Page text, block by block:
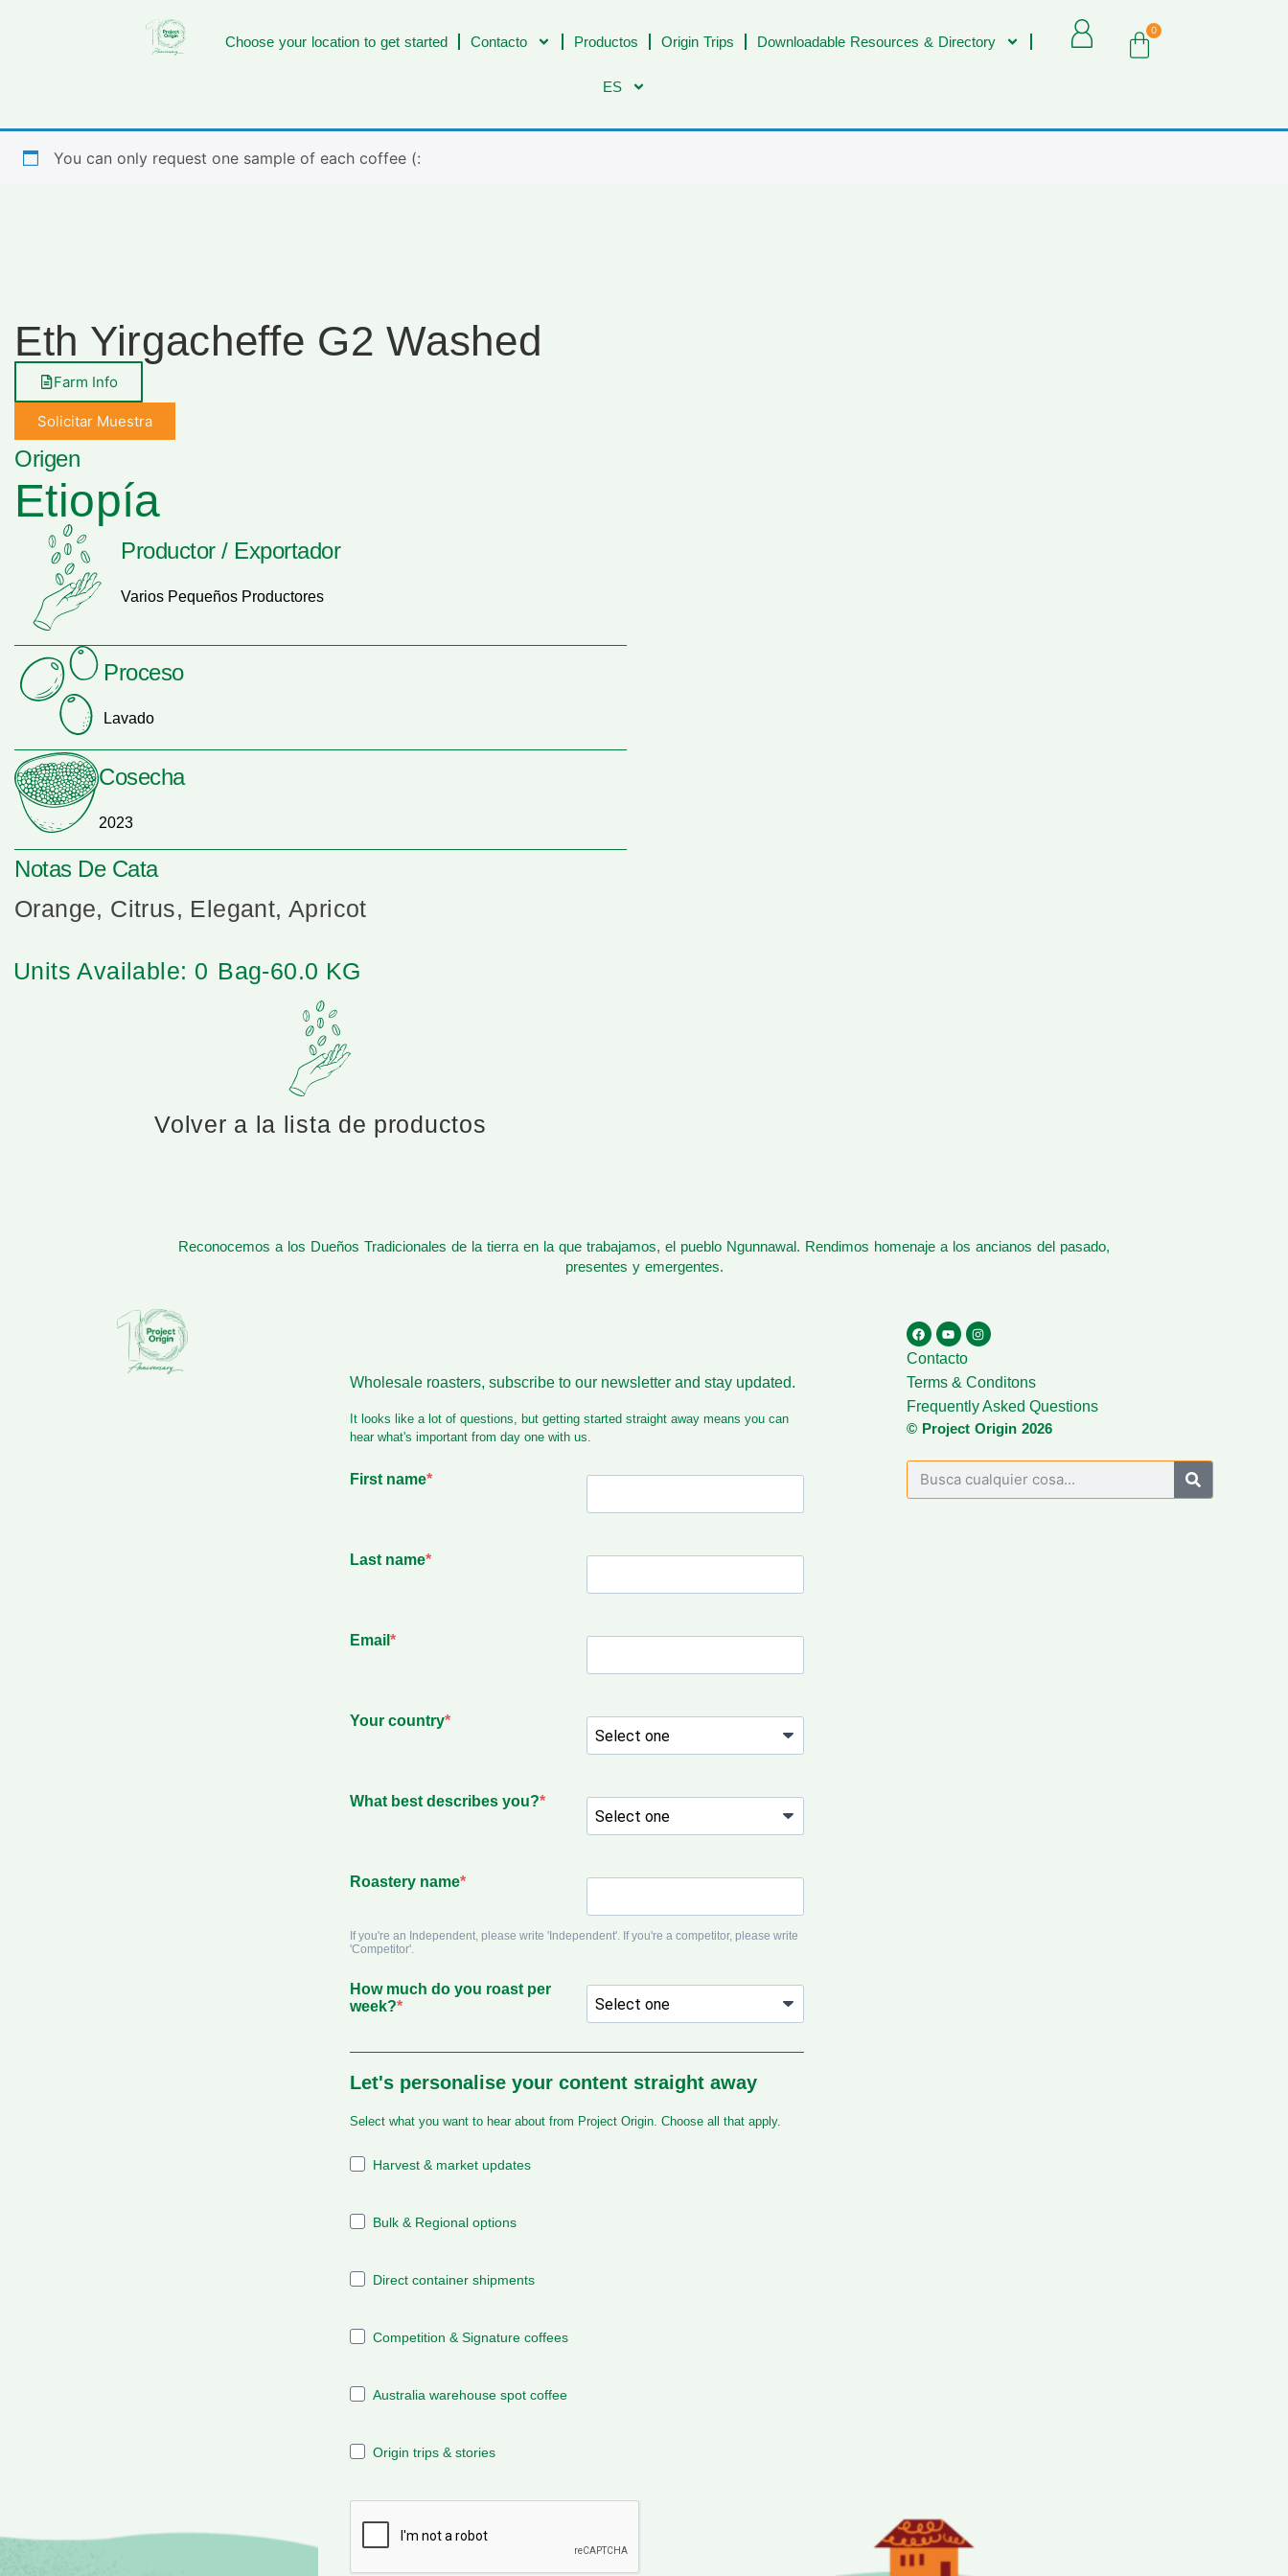
Choose your location to get started Contacto Productos Origin Trips Downloadable Resources & Directory
ES
0
You can only request one sample of each coffee (:
Eth Yirgacheffe G2 Washed
Farm Info
Solicitar Muestra
Origen
Etiopía
Productor / Exportador
Varios Pequeños Productores
Proceso
Lavado
Cosecha
2023
Notas De Cata
Orange, Citrus, Elegant, Apricot
Units Available: 0 Bag-60.0 KG
Volver a la lista de productos
Reconocemos a los Dueños Tradicionales de la tierra en la que trabajamos, el pueblo Ngunnawal. Rendimos homenaje a los ancianos del pasado,
presentes y emergentes.
Contacto
Terms & Conditons
Frequently Asked Questions
© Project Origin 2026